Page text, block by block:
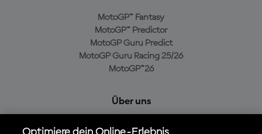
MotoGP™ Fantasy
MotoGP™ Predictor
MotoGP Guru Predict
MotoGP Guru Racing 25/26
MotoGP™26
Über uns